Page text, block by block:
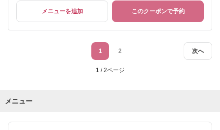
メニューを追加 このクーポンで予約
次へ
1 2
1 / 2ページ
メニュー